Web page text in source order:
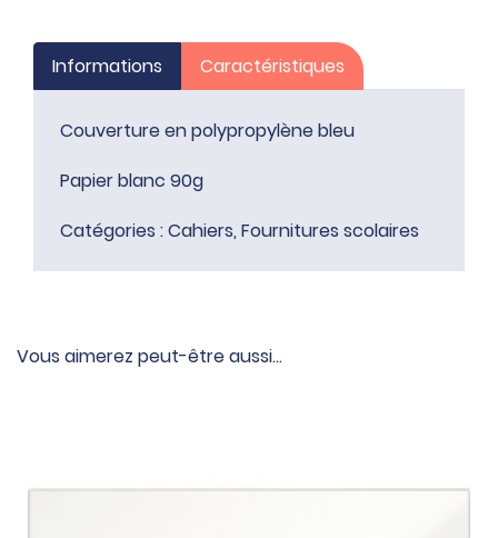
Informations Caractéristiques
Couverture en polypropylène bleu
Papier blanc 90g
Catégories :Cahiers, Fournitures scolaires
Vous aimerez peut-être aussi…